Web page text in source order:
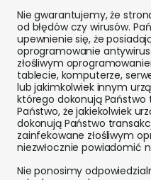
Nie gwarantujemy, że
od błędów czy wirusów.
upewnienie się, że
oprogramowanie
złośliwym
tablecie, komputerze,
lub jakimkolwiek innym
którego dokonują Państwo
Państwo, że jakiekolwiek
dokonują Państwo
zainfekowane złośliwym
niezwłocznie powiadomić
Nie ponosimy